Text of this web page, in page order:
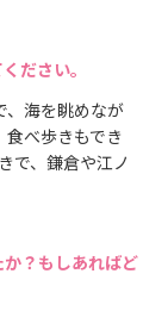
ださい。
、海を眺めなが
べ歩きもでき
で、鎌倉や江ノ
？もしあればど